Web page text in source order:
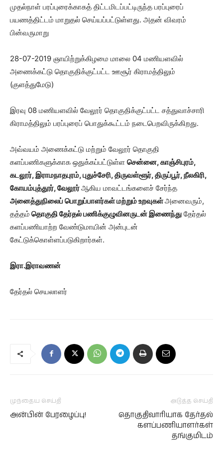
முதல்நாள் பரப்புரைக்காகத் திட்டமிடப்பட்டிருந்த பரப்புரைப்
பயணத்திட்டம் மாறுதல் செய்யப்பட்டுள்ளது. அதன் விவரம்
பின்வருமாறு
28-07-2019 ஞாயிற்றுக்கிழமை மாலை 04 மணியளவில்
அணைக்கட்டு தொகுதிக்குட்பட்ட ஊசூர் கிராமத்திலும்
(குளத்துமேடு)
இரவு 08 மணியளவில் வேலூர் தொகுதிக்குட்பட்ட சத்துவாச்சாரி
கிராமத்திலும் பரப்புரைப் பொதுக்கூட்டம் நடைபெறவிருக்கிறது.
அவ்வயம் அணைக்கட்டு மற்றும் வேலூர் தொகுதி
களப்பணிகளுக்காக ஒதுக்கப்பட்டுள்ள சென்னை, காஞ்சிபுரம்,
கடலூர், இராமநாதபுரம், புதுச்சேரி, திருவள்ளூர், திருப்பூர், நீலகிரி,
கோயம்புத்தூர், வேலூர்ஆகிய மாவட்டங்களைச் சேர்ந்த
அனைத்துநிலைப் பொறுப்பாளர்கள் மற்றும் உறவுகள்அனைவரும்,
தத்தம் தொகுதி தேர்தல் பணிக்குழுவினருடன் இணைந்து தேர்தல்
களப்பணியாற்ற வேண்டுமாயின் அன்புடன்
கேட்டுக்கொள்ளப்படுகிறார்கள்.
இரா.இராவணன்
தேர்தல் செயலாளர்
முந்தைய செய்தி
அன்பின் பேரழைப்பு!
அடுத்த செய்தி
தொகுதிவாரியாக தேர்தல்
களப்பணியாளர்கள்
தங்குமிடம்